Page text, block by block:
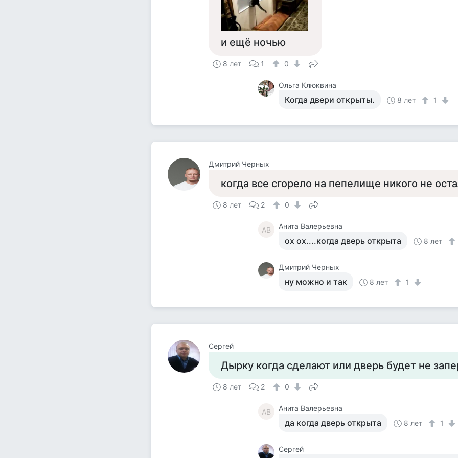
и ещё ночью
8 лет 1 0
Ольга Клюквина
Когда двери открыты. 8 лет 1
Дмитрий Черных
когда все сгорело на пепелище никого не
8 лет 2 0
АВ Анита Валерьевна
ох ох....когда дверь открыта 8 лет
Дмитрий Черных
ну можно и так 8 лет 1
Сергей
Дырку когда сделают или дверь будет не
8 лет 2 0
АВ Анита Валерьевна
да когда дверь открыта 8 лет 1
Сергей